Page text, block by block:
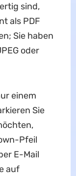
sind,
als PDF
Sie haben
oder
einem
Sie
Pfeil
E-Mail
auf